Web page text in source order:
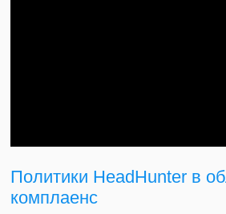
Политики HeadHunter в
комплаенс